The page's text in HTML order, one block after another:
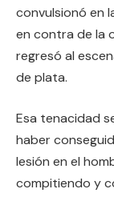
convulsionó en
en contra de la
regresó al
de plata.
Esa tenacidad
haber
lesión en el
compitiendo y